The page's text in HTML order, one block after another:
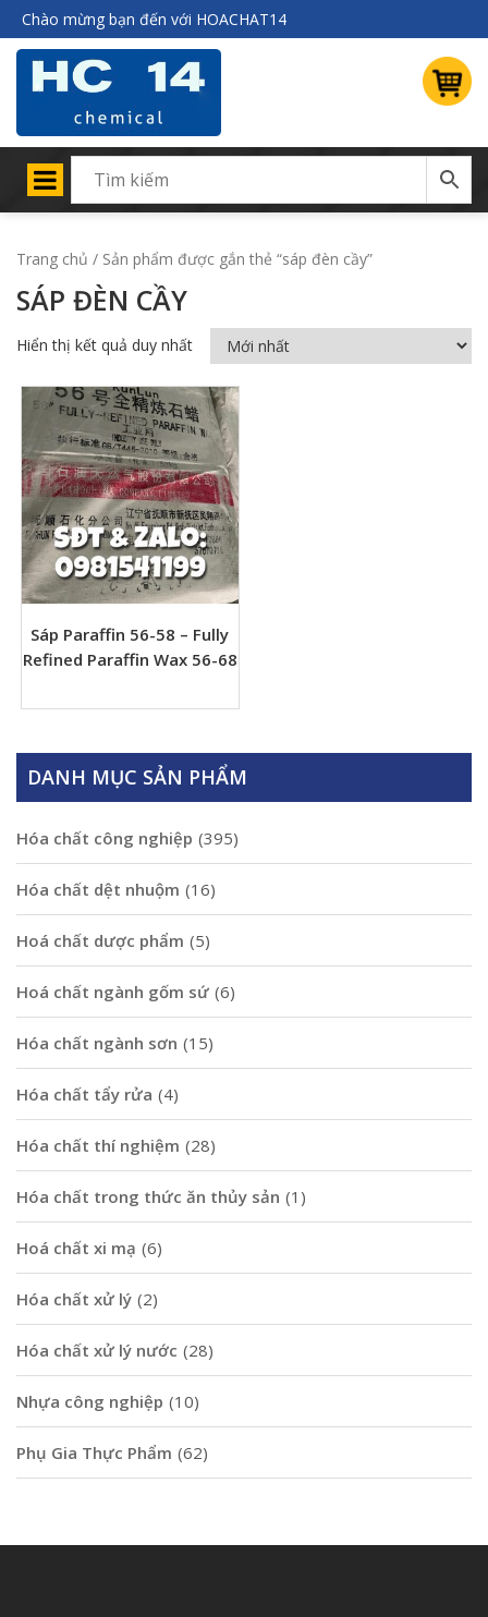
Chào mừng bạn đến với HOACHAT14
Trang chủ / Sản phẩm được gắn thẻ “sáp đèn cầy”
SÁP ĐÈN CẦY
Hiển thị kết quả duy nhất
Sáp Paraffin 56-58 – Fully
Refined Paraffin Wax 56-68
DANH MỤC SẢN PHẨM
Hóa chất công nghiệp (395)
Hóa chất dệt nhuộm (16)
Hoá chất dược phẩm (5)
Hoá chất ngành gốm sứ (6)
Hóa chất ngành sơn (15)
Hóa chất tẩy rửa (4)
Hóa chất thí nghiệm (28)
Hóa chất trong thức ăn thủy sản (1)
Hoá chất xi mạ (6)
Hóa chất xử lý (2)
Hóa chất xử lý nước (28)
Nhựa công nghiệp (10)
Phụ Gia Thực Phẩm (62)